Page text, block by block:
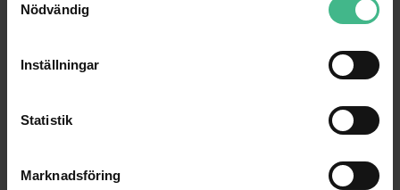
Nödvändig
Inställningar
Statistik
Marknadsföring
Alutruss Decolock DQ3-4000 3-vägs tross
GÅ TILL PRODUKT GÅ TILL PRODUKT